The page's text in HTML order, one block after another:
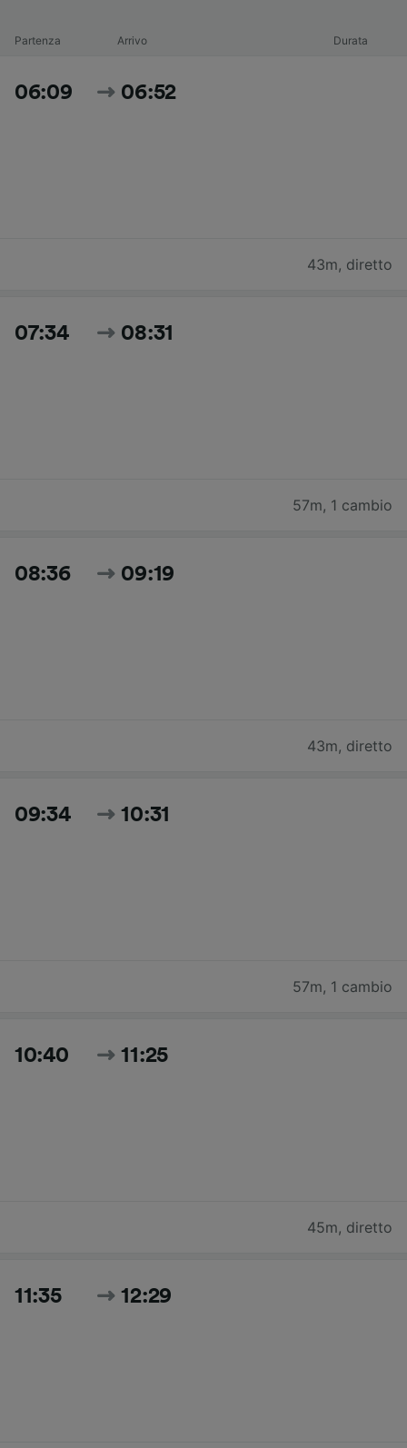
Partenza Arrivo Durata
06:09 06:52
43m, diretto
07:34 08:31
57m, 1 cambio
08:36 09:19
43m, diretto
09:34 10:31
57m, 1 cambio
10:40 11:25
45m, diretto
11:35 12:29